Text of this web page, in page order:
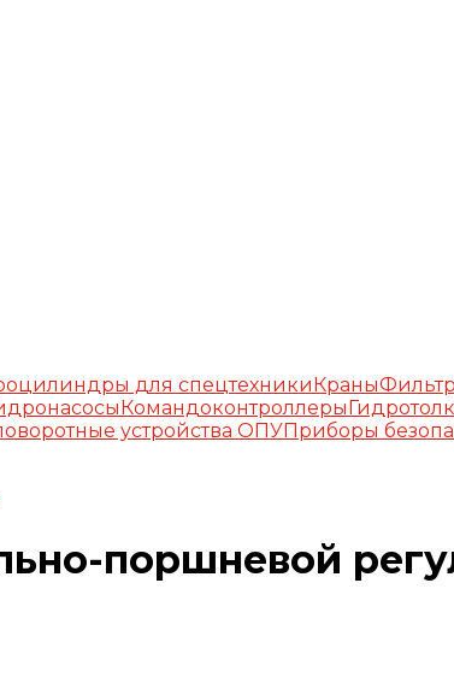
для спецтехникиКраны
Командоконтроллеры
устройства ОПУПриборы
поршневой